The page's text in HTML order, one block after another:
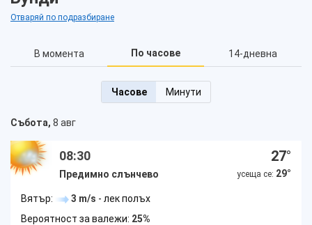
Отваряй по подразбиране
В момента По часове 14-дневна
Часове Минути
Събота, 8 авг
08:30
Предимно слънчево
27°
усеща се: 29°
Вятър: 3 m/s - лек полъх
Вероятност за валежи: 25%